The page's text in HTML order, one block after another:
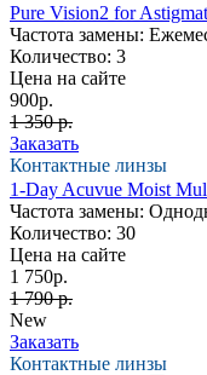
Pure Vision2 for
Частота замены:
Количество: 3
Цена на сайте
900р.
1 350 р.
Заказать
Контактные линзы
1-Day Acuvue Moist
Частота замены:
Количество: 30
Цена на сайте
1 750р.
1 790 р.
New
Заказать
Контактные линзы